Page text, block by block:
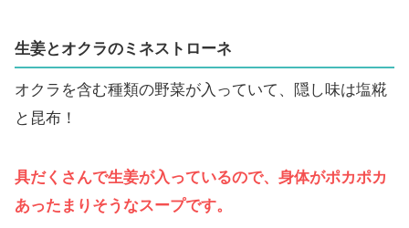
生姜とオクラのミネストローネ
オクラを含む種類の野菜が入っていて、隠し味は塩糀
と昆布！
具だくさんで生姜が入っているので、身体がポカポカ
あったまりそうなスープです。